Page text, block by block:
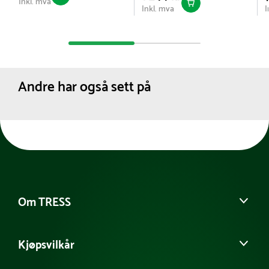
Inkl. mva
Andre har også sett på
Om TRESS
Vår historie
Kjøpsvilkår